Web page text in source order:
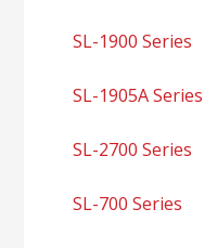
SL-1900 Series
SL-1905A Series
SL-2700 Series
SL-700 Series